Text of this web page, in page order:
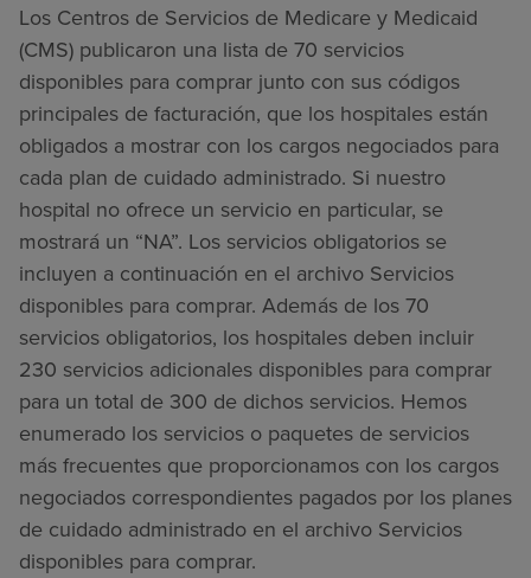
Los Centros de Servicios de Medicare y Medicaid
(CMS) publicaron una lista de 70 servicios
disponibles para comprar junto con sus códigos
principales de facturación, que los hospitales están
obligados a mostrar con los cargos negociados para
cada plan de cuidado administrado. Si nuestro
hospital no ofrece un servicio en particular, se
mostrará un “NA”. Los servicios obligatorios se
incluyen a continuación en el archivo Servicios
disponibles para comprar. Además de los 70
servicios obligatorios, los hospitales deben incluir
230 servicios adicionales disponibles para comprar
para un total de 300 de dichos servicios. Hemos
enumerado los servicios o paquetes de servicios
más frecuentes que proporcionamos con los cargos
negociados correspondientes pagados por los planes
de cuidado administrado en el archivo Servicios
disponibles para comprar.